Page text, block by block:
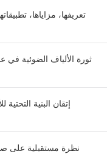
إتقان البنية
نظرة مستقبلية على